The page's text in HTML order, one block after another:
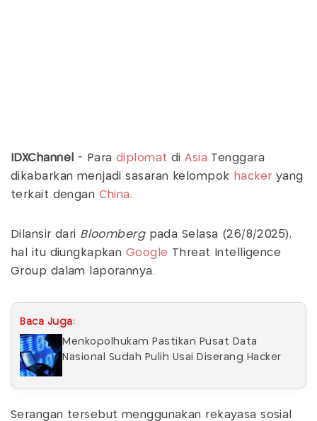
IDXChannel - Para diplomat diAsia Tenggara
dikabarkan menjadi sasaran kelompok hacker yang
terkait dengan China .
Dilansir dari Bloomberg pada Selasa (26/8/2025),
hal itu diungkapkan Google Threat Intelligence
Group dalam laporannya.
Baca Juga:
Menkopolhukam Pastikan Pusat Data
Nasional Sudah Pulih Usai Diserang Hacker
Serangan tersebut menggunakan rekayasa sosial